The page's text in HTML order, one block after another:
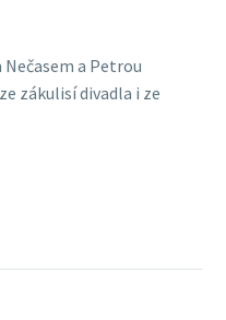
a Petrou
zákulisí divadla i ze